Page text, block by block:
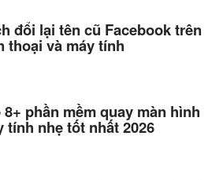
đổi lại tên cũ Facebook trên
thoại và máy tính
8+ phần mềm quay màn hình
tính nhẹ tốt nhất 2026